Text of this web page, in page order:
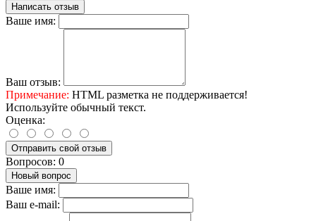
Написать отзыв
Ваше имя:
Ваш отзыв:
Примечание: HTML разметка не поддерживается!
Используйте обычный текст.
Оценка:
Отправить свой отзыв
Вопросов: 0
Новый вопрос
Ваше имя:
Ваш e-mail: